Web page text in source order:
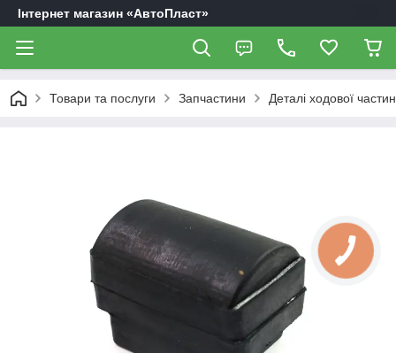
Інтернет магазин «АвтоПласт»
Товари та послуги Запчастини Деталі ходової